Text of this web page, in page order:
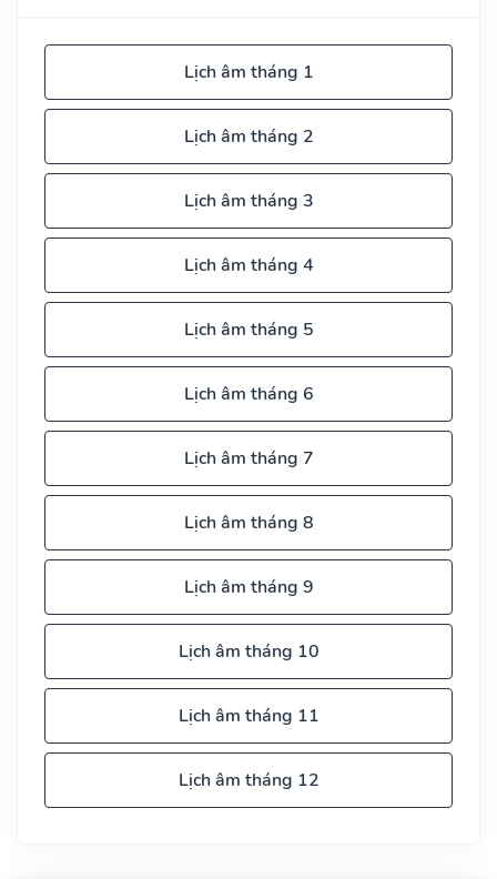
Lịch âm tháng 1
Lịch âm tháng 2
Lịch âm tháng 3
Lịch âm tháng 4
Lịch âm tháng 5
Lịch âm tháng 6
Lịch âm tháng 7
Lịch âm tháng 8
Lịch âm tháng 9
Lịch âm tháng 10
Lịch âm tháng 11
Lịch âm tháng 12